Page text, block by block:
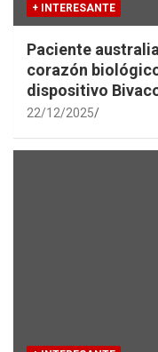
+ INTERESANTE
Paciente
corazón
dispositivo
22/12/2025